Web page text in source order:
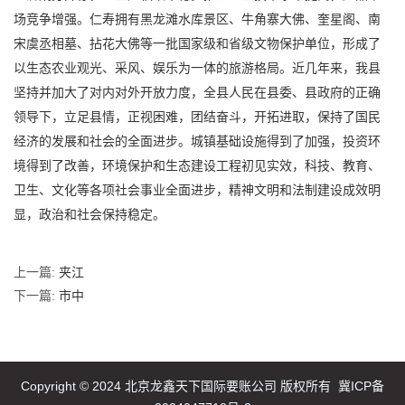
场竞争增强。仁寿拥有黑龙滩水库景区、牛角寨大佛、奎星阁、南
宋虞丞相墓、拈花大佛等一批国家级和省级文物保护单位，形成了
以生态农业观光、采风、娱乐为一体的旅游格局。近几年来，我县
坚持并加大了对内对外开放力度，全县人民在县委、县政府的正确
领导下，立足县情，正视困难，团结奋斗，开拓进取，保持了国民
经济的发展和社会的全面进步。城镇基础设施得到了加强，投资环
境得到了改善，环境保护和生态建设工程初见实效，科技、教育、
卫生、文化等各项社会事业全面进步，精神文明和法制建设成效明
显，政治和社会保持稳定。
上一篇: 夹江
下一篇: 市中
Copyright © 2024 北京龙鑫天下国际要账公司 版权所有 冀ICP备